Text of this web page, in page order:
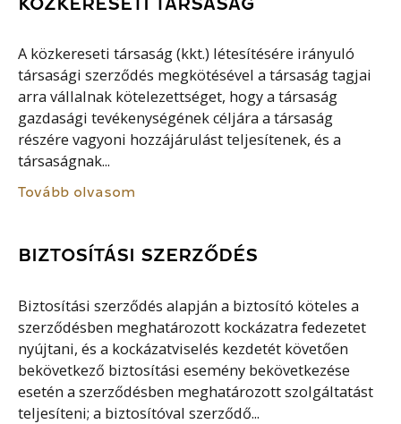
A közkereseti társaság (kkt.) létesítésére irányuló
társasági szerződés megkötésével a társaság tagjai
arra vállalnak kötelezettséget, hogy a társaság
gazdasági tevékenységének céljára a társaság
részére vagyoni hozzájárulást teljesítenek, és a
társaságnak...
Tovább olvasom
BIZTOSÍTÁSI SZERZŐDÉS
Biztosítási szerződés alapján a biztosító köteles a
szerződésben meghatározott kockázatra fedezetet
nyújtani, és a kockázatviselés kezdetét követően
bekövetkező biztosítási esemény bekövetkezése
esetén a szerződésben meghatározott szolgáltatást
teljesíteni; a biztosítóval szerződő...